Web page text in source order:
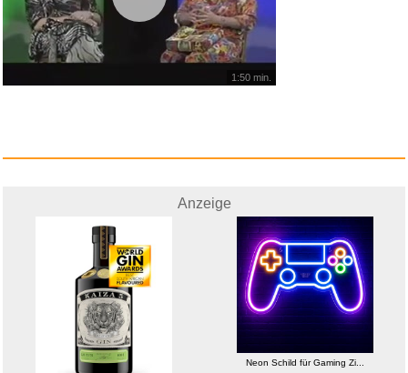
Vicious and Vengeful Slipcase:...
Anzeige
1:50 min.
Anzeige
Neon Schild für Gaming Zi...